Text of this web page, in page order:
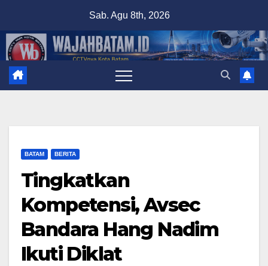
content
Sab. Agu 8th, 2026
BATAM BERITA
Tingkatkan
Kompetensi, Avsec
Bandara Hang Nadim
Ikuti Diklat